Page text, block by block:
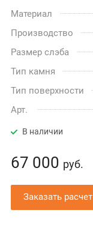
Материал
Производство
Размер слэба
Тип камня
Тип поверхности
Арт.
В наличии
67 000 руб.
Заказать расчет